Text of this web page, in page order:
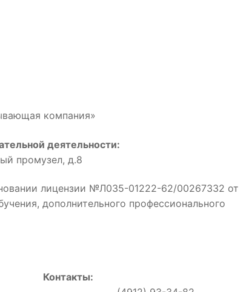
компания»
деятельности:
промузел, д.8
лицензии №Л035-01222-62/00267332 от
дополнительного профессионального